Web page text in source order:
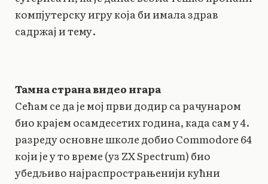
компјутерску игру која би имала здрав
садржај и тему.
Тамна страна видео игара
Сећам се да је мој први додир са рачунаром
био крајем осамдесетих година, када сам у 4.
разреду основне школе добио Commodore 64
који је у то време (уз ZX Spectrum) био
убедљиво најраспрострањенији кућни